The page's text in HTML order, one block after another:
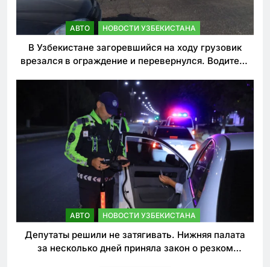
АВТО НОВОСТИ УЗБЕКИСТАНА
В Узбекистане загоревшийся на ходу грузовик
врезался в ограждение и перевернулся. Водитель
АВТО НОВОСТИ УЗБЕКИСТАНА
Депутаты решили не затягивать. Нижняя палата
за несколько дней приняла закон о резком